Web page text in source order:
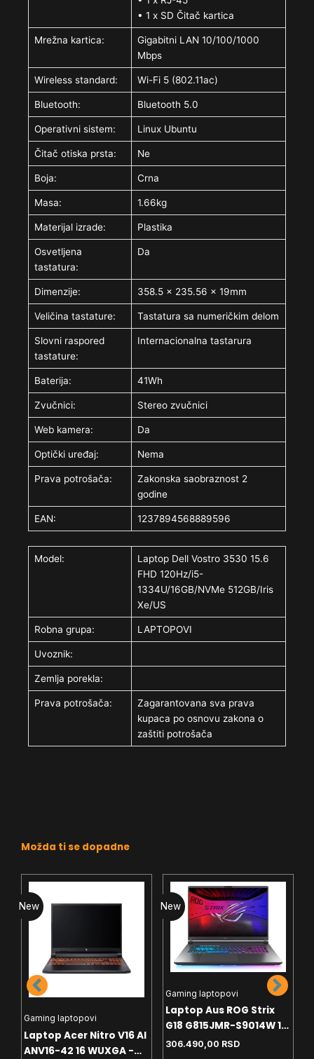
• 1 x SD Čitač kartica
Mrežna kartica:
Gigabitni LAN 10/100/1000
Mbps
Wireless standard: Wi-Fi 5 (802.11ac)
Bluetooth: Bluetooth 5.0
Operativni sistem: Linux Ubuntu
Čitač otiska prsta: Ne
Boja: Crna
Masa: 1.66kg
Materijal izrade: Plastika
Osvetljena
tastatura:
Da
Dimenzije: 358.5 x 235.56 x 19mm
Veličina tastature: Tastatura sa numeričkim delom
Slovni raspored
tastature:
Internacionalna tastarura
Baterija: 41Wh
Zvučnici: Stereo zvučnici
Web kamera: Da
Optički uređaj: Nema
Prava potrošača:
Zakonska saobraznost 2
godine
EAN: 1237894568889596
Model:
Laptop Dell Vostro 3530 15.6
FHD 120Hz/i5-
1334U/16GB/NVMe 512GB/Iris
Xe/US
Robna grupa: LAPTOPOVI
Uvoznik:
Zemlja porekla:
Prava potrošača:
Zagarantovana sva prava
kupaca po osnovu zakona o
zaštiti potrošača
Možda ti se dopadne
New
Gaming laptopovi
Laptop Acer Nitro V16 AI
ANV16-42 16 WUXGA -
New
Gaming laptopovi
Laptop Aus ROG Strix
G18 G815JMR-S9014W 18
2.5K - i7-14650HX -
306.490,00 RSD